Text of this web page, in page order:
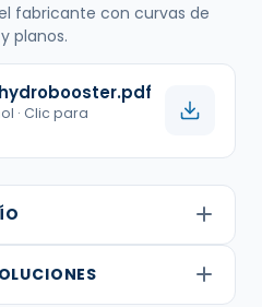
fabricante con curvas de
planos.
· Clic para